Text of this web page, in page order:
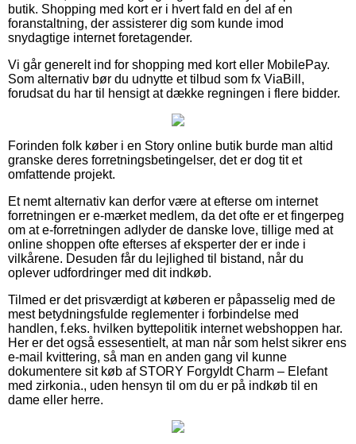
butik. Shopping med kort er i hvert fald en del af en
foranstaltning, der assisterer dig som kunde imod
snydagtige internet foretagender.
Vi går generelt ind for shopping med kort eller MobilePay.
Som alternativ bør du udnytte et tilbud som fx ViaBill,
forudsat du har til hensigt at dække regningen i flere bidder.
Forinden folk køber i en Story online butik burde man altid
granske deres forretningsbetingelser, det er dog tit et
omfattende projekt.
Et nemt alternativ kan derfor være at efterse om internet
forretningen er e-mærket medlem, da det ofte er et fingerpeg
om at e-forretningen adlyder de danske love, tillige med at
online shoppen ofte efterses af eksperter der er inde i
vilkårene. Desuden får du lejlighed til bistand, når du
oplever udfordringer med dit indkøb.
Tilmed er det prisværdigt at køberen er påpasselig med de
mest betydningsfulde reglementer i forbindelse med
handlen, f.eks. hvilken byttepolitik internet webshoppen har.
Her er det også essesentielt, at man når som helst sikrer ens
e-mail kvittering, så man en anden gang vil kunne
dokumentere sit køb af STORY Forgyldt Charm – Elefant
med zirkonia., uden hensyn til om du er på indkøb til en
dame eller herre.